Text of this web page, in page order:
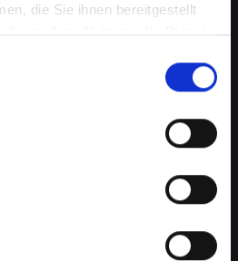
die Sie ihnen bereitgestellt
Ihrer Nutzung der Dienste
bei Ihrem
XS in Bad-
Finden Sie jetzt
Akku in Ihrem
Sie ständig nach einer